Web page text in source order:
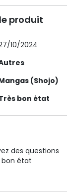
produit
10/2024
(Shojo)
bon état
des questions
bon état